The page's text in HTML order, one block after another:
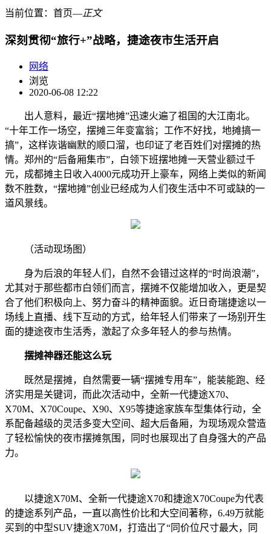
当前位置： 首页―正文
深刻贯彻“旅行+”战略，捷途夜市生活开启
网络
浏览
2020-06-08 12:22
出人意料，最近“摆地摊”迅速火遍了祖国的大江南北。
“十年工作一场空，摆摊三年变富翁；工作不好找，地摊搞一
搞”，这样诙谐幽默的顺口溜，也印证了老百姓们对摆摊的热
情。郑州的“后备厢集市”，白领下班摆地摊一天营业额过千
元，成都摊主日收入4000元成功开上豪车，网络上类似的新闻
数不胜数，“摆地摊”创业已经成为人们夜生活中不可或缺的一
道风景线。
（活动现场图）
身为后浪的年轻人们，自然不会错过这样的“时尚浪潮”，
尤其对于那些都市白领们而言，摆摊不仅能增加收入，更是契
合了他们积极向上、努力奋斗的精神面貌。近日奇瑞捷途以一
场线上直播、线下互动的方式，给年轻人们带来了一场别开生
面的捷途夜市生活秀，激起了众多年轻人的参与热情。
摆摊神器还能这么玩
既然是摆摊，自然需要一辆“摆摊专用车”，能装能跑、经
济实用是关键词，而此次活动中，全新一代捷途X70、
X70M、X70Coupe、X90、X95等捷途家族车型集体行动，全
系配备越级的灵活多变大空间、超大后备厢，为现场观众营造
了轻松愉快的夜市摆摊氛围，同时也展现出了自身强大的产品
力。
以捷途X70M、全新一代捷途X70和捷途X70Coupe为代表
的捷途系列产品，一直以高性价比和大空间著称，6.49万就能
买到的中型SUV捷途X70M，打造出了“同价位尺寸最大，同